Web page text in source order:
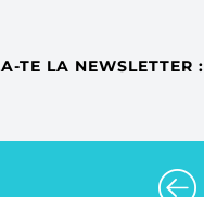
TE LA NEWSLETTER :